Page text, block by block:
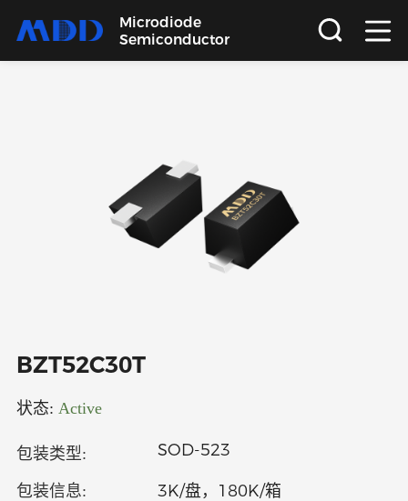
Microdiode
Semiconductor
关于
语言
BZT52C30T
状态: Active
包装类型: SOD-523
包装信息: 3K/盘，180K/箱